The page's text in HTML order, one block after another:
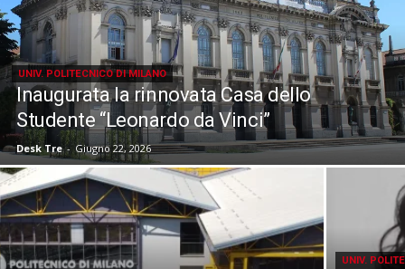
UNIV. POLITECNICO DI MILANO
Inaugurata la rinnovata Casa dello
Studente “Leonardo da Vinci”
Desk Tre - Giugno 22, 2026
UNIV.